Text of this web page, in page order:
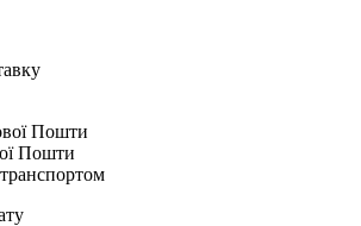
Пошти
Пошти